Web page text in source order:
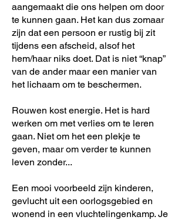
aangemaakt die ons helpen om door
te kunnen gaan. Het kan dus zomaar
zijn dat een persoon er rustig bij zit
tijdens een afscheid, alsof het
hem/haar niks doet. Dat is niet “knap”
van de ander maar een manier van
het lichaam om te beschermen.
Rouwen kost energie. Het is hard
werken om met verlies om te leren
gaan. Niet om het een plekje te
geven, maar om verder te kunnen
leven zonder...
Een mooi voorbeeld zijn kinderen,
gevlucht uit een oorlogsgebied en
wonend in een vluchtelingenkamp. Je